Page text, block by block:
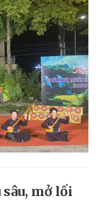
sâu, mở lối